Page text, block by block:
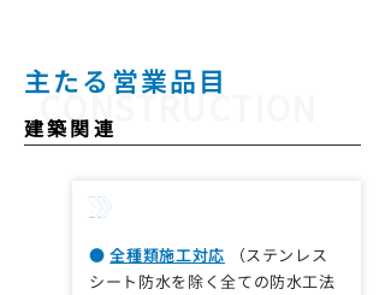
主たる営業品目
​建築関連
●全種類施工対応
（ステンレス
シート防水を除く全ての防水工法